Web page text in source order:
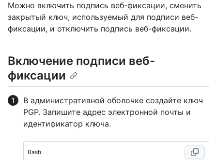
Можно включить подпись веб-фиксации, сменить
закрытый ключ, используемый для подписи веб-
фиксации, и отключить подпись веб-фиксации.
Включение подписи веб-
фиксации
В административной оболочке создайте ключ
PGP. Запишите адрес электронной почты и
идентификатор ключа.
Bash